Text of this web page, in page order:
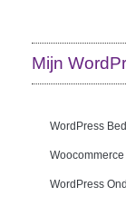
Mijn
WordPress
WordPress